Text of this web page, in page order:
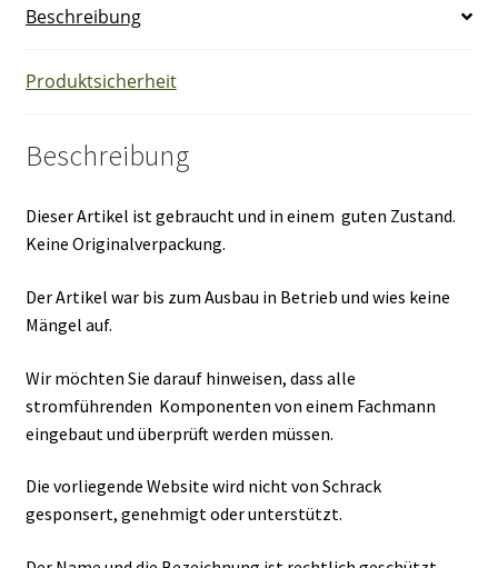
Beschreibung
Produktsicherheit
Beschreibung
Dieser Artikel ist gebraucht und in einem guten Zustand.
Keine Originalverpackung.
Der Artikel war bis zum Ausbau in Betrieb und wies keine
Mängel auf.
Wir möchten Sie darauf hinweisen, dass alle
stromführenden Komponenten von einem Fachmann
eingebaut und überprüft werden müssen.
Die vorliegende Website wird nicht von Schrack
gesponsert, genehmigt oder unterstützt.